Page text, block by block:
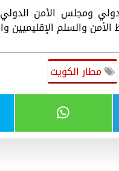
ومجلس الأمن
والسلم الإقليميين
مطار الكويت